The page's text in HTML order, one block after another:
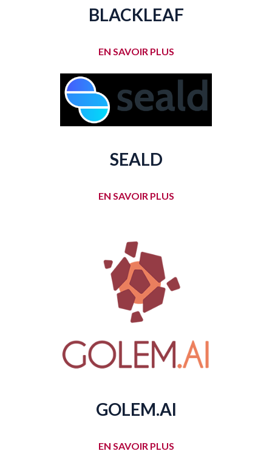
BLACKLEAF
EN SAVOIR PLUS
SEALD
EN SAVOIR PLUS
GOLEM.AI
EN SAVOIR PLUS